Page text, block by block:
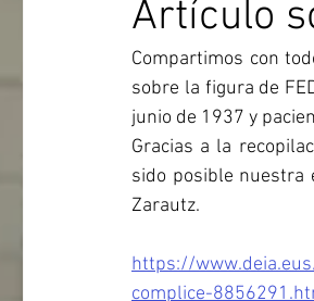
Artículo
Compartimos con
sobre la figura de
junio de 1937 y
Gracias a la
sido posible nuestra
Zarautz.
https://
complice-